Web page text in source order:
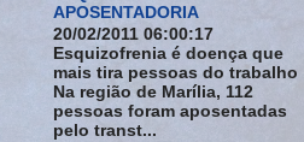
APOSENTADORIA
20/02/2011 06:00:17
Esquizofrenia é doença que
mais tira pessoas do trabalho
Na região de Marília, 112
pessoas foram aposentadas
pelo transt...